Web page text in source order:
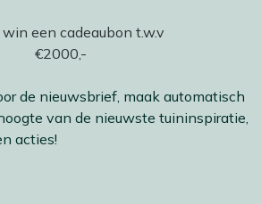
de nieuwsbrief, maak automatisch
van de nieuwste tuininspiratie,
acties!